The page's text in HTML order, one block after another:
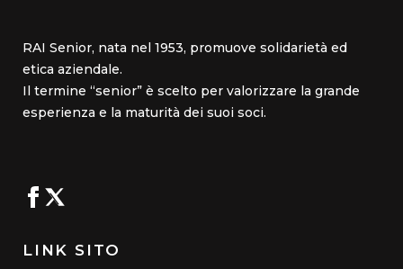
RAI Senior, nata nel 1953, promuove solidarietà ed
etica aziendale.
Il termine “senior” è scelto per valorizzare la grande
esperienza e la maturità dei suoi soci.
LINK SITO